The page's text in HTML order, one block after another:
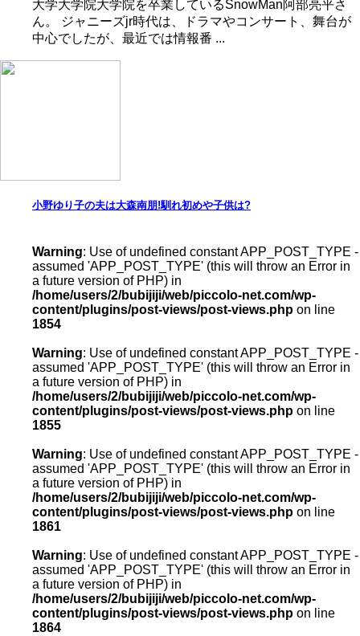
大学大学院大学院を卒業しているSnowMan阿部亮平さ
ん。 ジャニーズjr時代は、ドラマやコンサート、舞台が
中心でしたが、最近では情報番 ...
小野ゆり子の夫は大森南朋!馴れ初めや子供は?
Warning: Use of undefined constant APP_POST_TYPE -
assumed 'APP_POST_TYPE' (this will throw an Error in
a future version of PHP) in
/home/users/2/bubijiji/web/piccolo-net.com/wp-
content/plugins/post-views/post-views.php on line
1854
Warning: Use of undefined constant APP_POST_TYPE -
assumed 'APP_POST_TYPE' (this will throw an Error in
a future version of PHP) in
/home/users/2/bubijiji/web/piccolo-net.com/wp-
content/plugins/post-views/post-views.php on line
1855
Warning: Use of undefined constant APP_POST_TYPE -
assumed 'APP_POST_TYPE' (this will throw an Error in
a future version of PHP) in
/home/users/2/bubijiji/web/piccolo-net.com/wp-
content/plugins/post-views/post-views.php on line
1861
Warning: Use of undefined constant APP_POST_TYPE -
assumed 'APP_POST_TYPE' (this will throw an Error in
a future version of PHP) in
/home/users/2/bubijiji/web/piccolo-net.com/wp-
content/plugins/post-views/post-views.php on line
1864